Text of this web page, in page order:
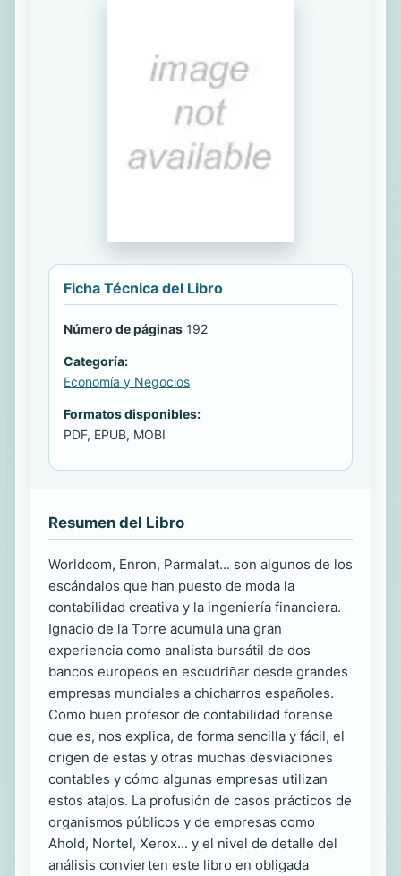
Ficha Técnica del Libro
Número de páginas 192
Categoría:
Economía y Negocios
Formatos disponibles:
PDF, EPUB, MOBI
Resumen del Libro
Worldcom, Enron, Parmalat... son algunos de los
escándalos que han puesto de moda la
contabilidad creativa y la ingeniería financiera.
Ignacio de la Torre acumula una gran
experiencia como analista bursátil de dos
bancos europeos en escudriñar desde grandes
empresas mundiales a chicharros españoles.
Como buen profesor de contabilidad forense
que es, nos explica, de forma sencilla y fácil, el
origen de estas y otras muchas desviaciones
contables y cómo algunas empresas utilizan
estos atajos. La profusión de casos prácticos de
organismos públicos y de empresas como
Ahold, Nortel, Xerox... y el nivel de detalle del
análisis convierten este libro en obligada